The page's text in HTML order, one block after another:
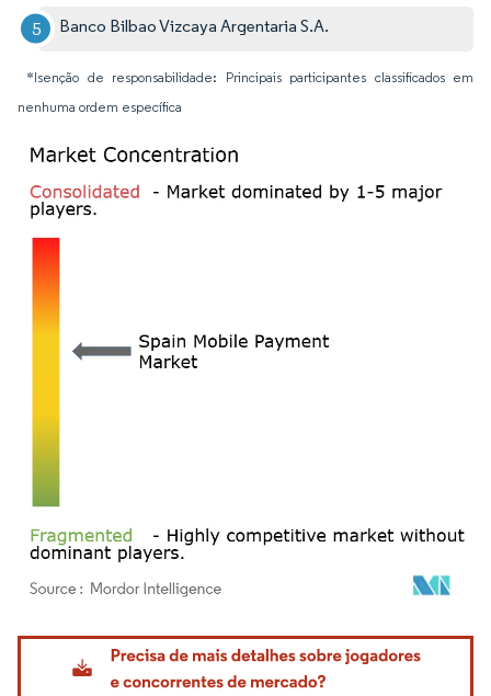
Banco Bilbao Vizcaya Argentaria S.A.
*Isenção de responsabilidade: Principais participantes classificados em
nenhuma ordem específica
Imagem © Mordor Intelligence. O reuso requer atribuição conforme CC BY 4.0.